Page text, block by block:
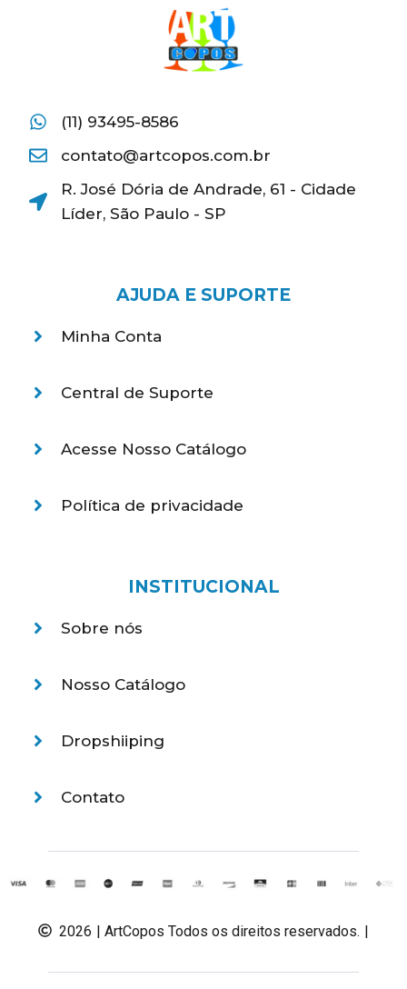
(11) 93495-8586
contato@artcopos.com.br
R. José Dória de Andrade, 61 - Cidade
Líder, São Paulo - SP
AJUDA E SUPORTE
Minha Conta
Central de Suporte
Acesse Nosso Catálogo
Política de privacidade
INSTITUCIONAL
Sobre nós
Nosso Catálogo
Dropshiiping
Contato
2026 | ArtCopos Todos os direitos reservados. |